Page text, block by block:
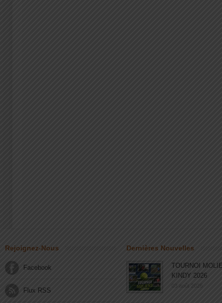
Rejoignez-Nous
Facebook
Flux RSS
Dernières Nouvelles
TOURNOI
KINDY 2026
03 août 2026